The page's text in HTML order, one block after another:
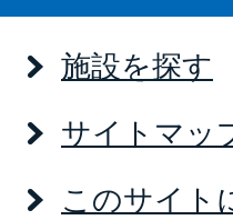
施設を探す
サイトマッ
このサイト